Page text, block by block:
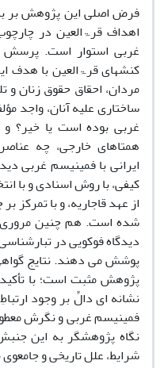
فرض اصلی این پژوهش بر
اهداف قرۃالعین در
غربی استوار است. پرسش
کنش­های قرۃالعین با هدف
مردان، احقاق حقوق زنان
ساختاری علیه آنان، واجد
غربی بوده است یا خیر؟
همتاهای خارجی، چه
ایرانی با فمینیسم غربی
کیفی، با روش اسنادی و با
از عهد قاجاریه، و با تمرکز
شده است. هم چنین مروری
دیدگاه فوکویی در
پوشش می­ دهند. نتایج
پژوهش مثبت است؛ با
نشانه ­ای ­دالِّ بر وجود
فمینیسم غربی و نگرش
نگاه پژوهشگر به این
شرایط، علل تاریخی و